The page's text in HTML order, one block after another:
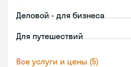
Деловой - для бизнеса
Для путешествий
Все услуги и цены (5)